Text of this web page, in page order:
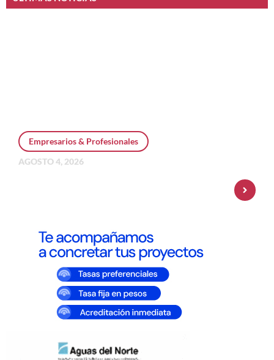
Empresarios & Profesionales
AGOSTO 4, 2026